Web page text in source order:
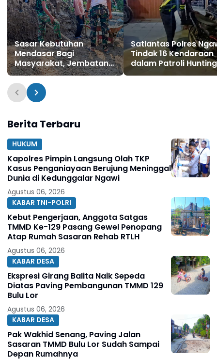
Sasar Kebutuhan
Mendasar Bagi
Masyarakat, Jembatan
dan Talud Jalan Pun
Dibangun Satgas TMMD
Ke-129
Satlantas Polres
Tindak 16 Kendaraan
dalam Patroli Hunting
System
Berita Terbaru
HUKUM
Kapolres Pimpin Langsung Olah TKP
Kasus Penganiayaan Berujung Meninggal
Dunia di Kedunggalar Ngawi
Agustus 06, 2026
KABAR TNI-POLRI
Kebut Pengerjaan, Anggota Satgas
TMMD Ke-129 Pasang Gewel Penopang
Atap Rumah Sasaran Rehab RTLH
Agustus 06, 2026
KABAR DESA
Ekspresi Girang Balita Naik Sepeda
Diatas Paving Pembangunan TMMD 129
Bulu Lor
Agustus 06, 2026
KABAR DESA
Pak Wakhid Senang, Paving Jalan
Sasaran TMMD Bulu Lor Sudah Sampai
Depan Rumahnya